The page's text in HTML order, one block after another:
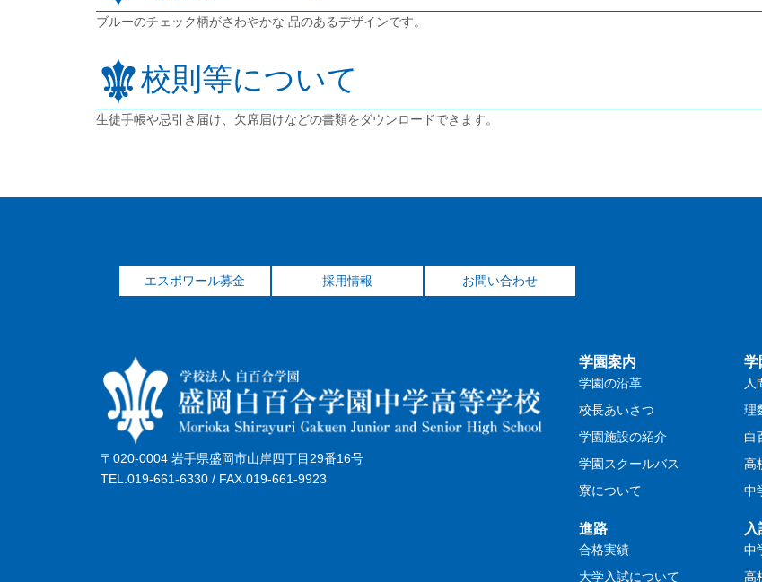
ブルーのチェック柄がさわやかな 品のあるデザインです。
校則等について
生徒手帳や忌引き届け、欠席届けなどの書類をダウンロードできます。
エスポワール募金 採用情報 お問い合わせ
〒020-0004 岩手県盛岡市山岸四丁目29番16号
TEL.019-661-6330 / FAX.019-661-9923
学園案内
学園の沿革
校長あいさつ
学園施設の紹介
学園スクールバス
寮について
学
人
理
白
高
中
進路
合格実績
大学入試について
中
高